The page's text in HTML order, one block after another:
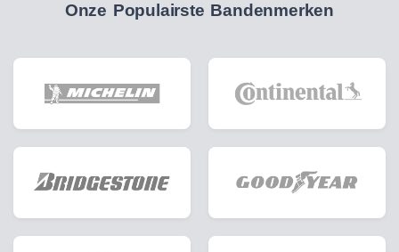
Onze Populairste Bandenmerken